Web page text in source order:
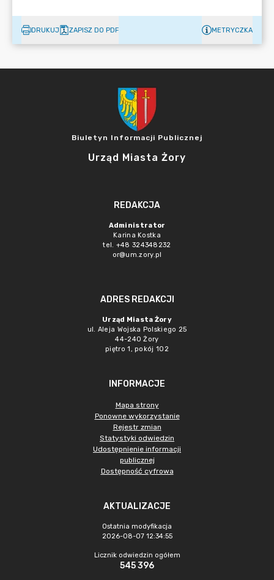
DRUKUJ ZAPISZ DO PDF METRYCZKA
Biuletyn Informacji Publicznej
Urząd Miasta Żory
REDAKCJA
Administrator
Karina Kostka
tel. +48 324348232
or@um.zory.pl
ADRES REDAKCJI
Urząd Miasta Żory
ul. Aleja Wojska Polskiego 25
44-240 Żory
piętro 1, pokój 102
INFORMACJE
Mapa strony
Ponowne wykorzystanie
Rejestr zmian
Statystyki odwiedzin
Udostępnienie informacji
publicznej
Dostępność cyfrowa
AKTUALIZACJE
Ostatnia modyfikacja
2026-08-07 12:34:55
Licznik odwiedzin ogółem
545 396